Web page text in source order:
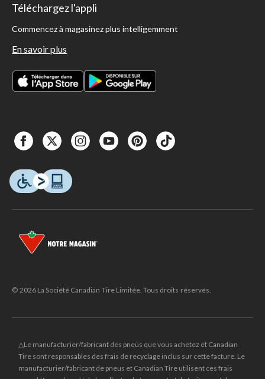
Téléchargez l'appli
Commencez à magasinez plus intelligemment
En savoir plus
© 2026 La Société Canadian Tire Limitée. Tous droits réservés.
△Le manufacturier/fabricant des pneus que vous achetez et Canadian
Tire sont responsables des frais de recyclage inclus sur cette facture. Le
manufacturier/fabricant de pneus et Canadian Tire utilisent ces frais